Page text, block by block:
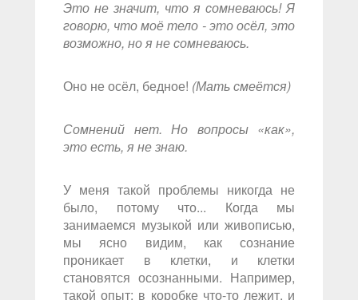
Это не значит, что я сомневаюсь! Я
говорю, что моё тело - это осёл, это
возможно, но я не сомневаюсь.
Оно не осёл, бедное! (Мать смеётся)
Сомнений нет. Но вопросы «как»,
это есть, я не знаю.
У меня такой проблемы никогда не
было, потому что... Когда мы
занимаемся музыкой или живописью,
мы ясно видим, как сознание
проникает в клетки, и клетки
становятся осознанными. Например,
такой опыт: в коробке что-то лежит, и